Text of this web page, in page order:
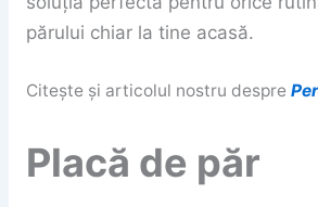
părului chiar la tine acasă.
Citește și articolul nostru despre
Placă de păr